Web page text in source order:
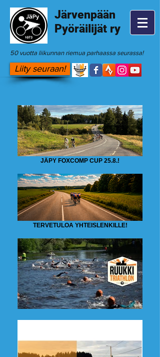
Järvenpään
Pyöräilijät ry
50 vuotta liikunnan riemua parhaassa seurassa!
Liity seuraan!
JÄPY FOXCOMP CUP 25.8.!
TERVETULOA YHTEISLENKILLE!